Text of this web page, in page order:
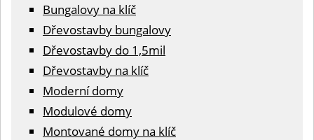
Bungalovy na klíč
Dřevostavby bungalovy
Dřevostavby do 1,5mil
Dřevostavby na klíč
Moderní domy
Modulové domy
Montované domy na klíč